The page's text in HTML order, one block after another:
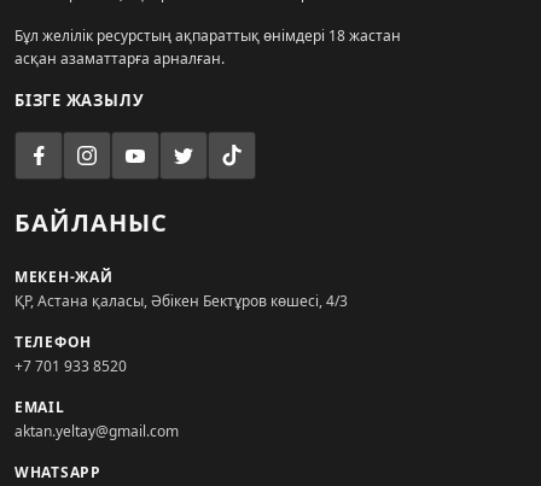
Бұл желілік ресурстың ақпараттық өнімдері 18 жастан
асқан азаматтарға арналған.
БІЗГЕ ЖАЗЫЛУ
БАЙЛАНЫС
МЕКЕН-ЖАЙ
ҚР, Астана қаласы, Әбікен Бектұров көшесі, 4/3
ТЕЛЕФОН
+7 701 933 8520
EMAIL
aktan.yeltay@gmail.com
WHATSAPP